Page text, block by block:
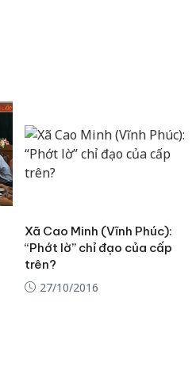
Xã Cao Minh (Vĩnh Phúc):
“Phớt lờ” chỉ đạo của cấp
trên?
27/10/2016